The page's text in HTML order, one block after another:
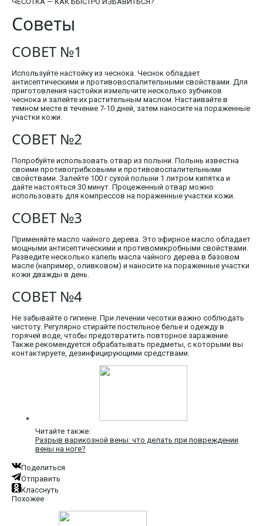
Советы
СОВЕТ №1
Используйте настойку из чеснока. Чеснок обладает
антисептическими и противовоспалительными свойствами. Для
приготовления настойки измельчите несколько зубчиков
чеснока и залейте их растительным маслом. Настаивайте в
темном месте в течение 7-10 дней, затем наносите на пораженные
участки кожи.
СОВЕТ №2
Попробуйте использовать отвар из полыни. Полынь известна
своими противогрибковыми и противовоспалительными
свойствами. Залейте 100 г сухой полыни 1 литром кипятка и
дайте настояться 30 минут. Процеженный отвар можно
использовать для компрессов на пораженные участки кожи.
СОВЕТ №3
Применяйте масло чайного дерева. Это эфирное масло обладает
мощными антисептическими и противомикробными свойствами.
Разведите несколько капель масла чайного дерева в базовом
масле (например, оливковом) и наносите на пораженные участки
кожи дважды в день.
СОВЕТ №4
Не забывайте о гигиене. При лечении чесотки важно соблюдать
чистоту. Регулярно стирайте постельное белье и одежду в
горячей воде, чтобы предотвратить повторное заражение.
Также рекомендуется обрабатывать предметы, с которыми вы
контактируете, дезинфицирующими средствами.
Читайте также:
Разрыв варикозной вены: что делать при повреждении
вены на ноге?
Поделиться
Отправить
Класснуть
Похожее